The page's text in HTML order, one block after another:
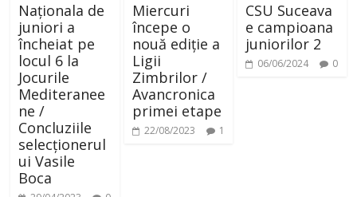
Naționala de
juniori a
încheiat pe
locul 6 la
Jocurile
Mediteranee
ne /
Concluziile
selecționerul
ui Vasile
Boca
Miercuri
începe o
nouă ediție a
Ligii
Zimbrilor /
Avancronica
primei etape
22/08/2023 1
CSU Suceava
e campioana
juniorilor 2
06/06/2024 0